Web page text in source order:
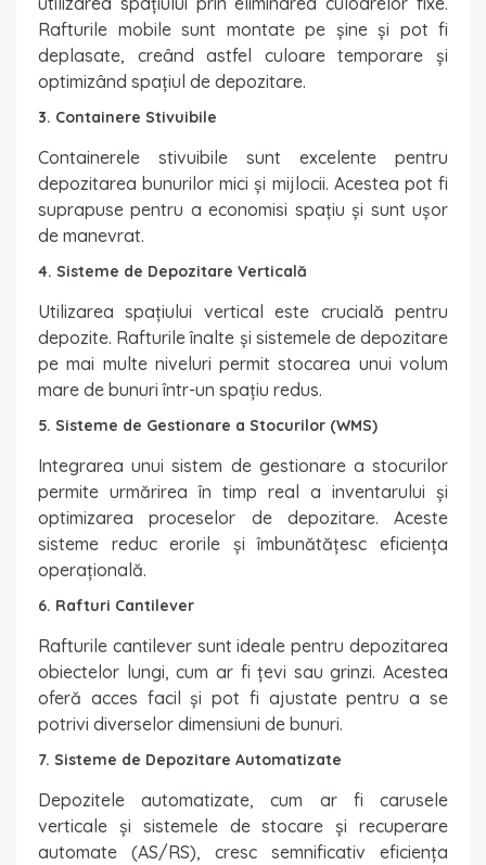
Rafturile mobile sunt montate pe șine și pot fi
deplasate, creând astfel culoare temporare și
optimizând spațiul de depozitare.
3. Containere Stivuibile
Containerele stivuibile sunt excelente pentru
depozitarea bunurilor mici și mijlocii. Acestea pot fi
suprapuse pentru a economisi spațiu și sunt ușor
de manevrat.
4. Sisteme de Depozitare Verticală
Utilizarea spațiului vertical este crucială pentru
depozite. Rafturile înalte și sistemele de depozitare
pe mai multe niveluri permit stocarea unui volum
mare de bunuri într-un spațiu redus.
5. Sisteme de Gestionare a Stocurilor (WMS)
Integrarea unui sistem de gestionare a stocurilor
permite urmărirea în timp real a inventarului și
optimizarea proceselor de depozitare. Aceste
sisteme reduc erorile și îmbunătățesc eficiența
operațională.
6. Rafturi Cantilever
Rafturile cantilever sunt ideale pentru depozitarea
obiectelor lungi, cum ar fi țevi sau grinzi. Acestea
oferă acces facil și pot fi ajustate pentru a se
potrivi diverselor dimensiuni de bunuri.
7. Sisteme de Depozitare Automatizate
Depozitele automatizate, cum ar fi carusele
verticale și sistemele de stocare și recuperare
automate (AS/RS), cresc semnificativ eficiența